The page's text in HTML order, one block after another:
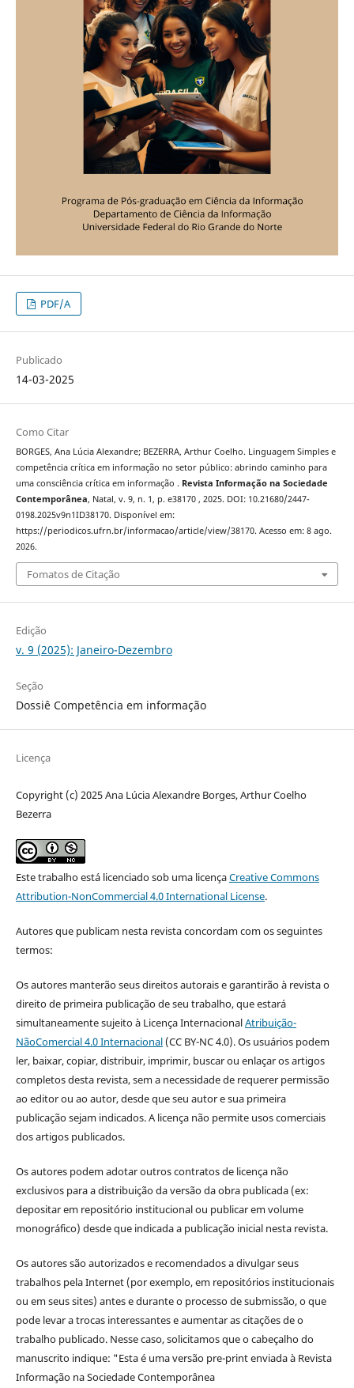
PDF/A
Publicado
14-03-2025
Como Citar
BORGES, Ana Lúcia Alexandre; BEZERRA, Arthur Coelho. Linguagem Simples e
competência crítica em informação no setor público: abrindo caminho para
uma consciência crítica em informação . Revista Informação na Sociedade
Contemporânea, Natal, v. 9, n. 1, p. e38170 , 2025. DOI: 10.21680/2447-
0198.2025v9n1ID38170. Disponível em:
https://periodicos.ufrn.br/informacao/article/view/38170. Acesso em: 8 ago.
2026.
Fomatos de Citação
Edição
v. 9 (2025): Janeiro-Dezembro
Seção
Dossiê Competência em informação
Licença
Copyright (c) 2025 Ana Lúcia Alexandre Borges, Arthur Coelho
Bezerra
Este trabalho está licenciado sob uma licençaCreative Commons
Attribution-NonCommercial 4.0 International License.
Autores que publicam nesta revista concordam com os seguintes
termos:
Os autores manterão seus direitos autorais e garantirão à revista o
direito de primeira publicação de seu trabalho, que estará
simultaneamente sujeito à Licença InternacionalAtribuição-
NãoComercial 4.0 Internacional(CC BY-NC 4.0). Os usuários podem
ler, baixar, copiar, distribuir, imprimir, buscar ou enlaçar os artigos
completos desta revista, sem a necessidade de requerer permissão
ao editor ou ao autor, desde que seu autor e sua primeira
publicação sejam indicados. A licença não permite usos comerciais
dos artigos publicados.
Os autores podem adotar outros contratos de licença não
exclusivos para a distribuição da versão da obra publicada (ex:
depositar em repositório institucional ou publicar em volume
monográfico) desde que indicada a publicação inicial nesta revista.
Os autores são autorizados e recomendados a divulgar seus
trabalhos pela Internet (por exemplo, em repositórios institucionais
ou em seus sites) antes e durante o processo de submissão, o que
pode levar a trocas interessantes e aumentar as citações de o
trabalho publicado. Nesse caso, solicitamos que o cabeçalho do
manuscrito indique: "Esta é uma versão pre-print enviada à Revista
Informação na Sociedade Contemporânea